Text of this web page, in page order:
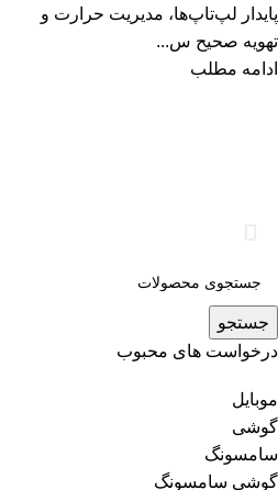
پایدار لپ‌تاپ‌ها، مدیریت حرارت و
تهویه صحیح س...
ادامه مطلب
جستجو
درخواست های محبوب
موبایل
گوشی
سامسونگ
گوشی سامسونگ